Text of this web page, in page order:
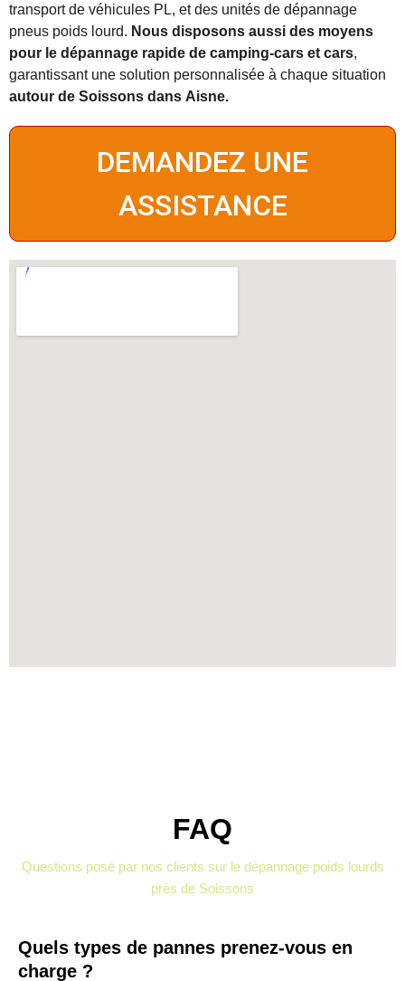
transport de véhicules PL, et des unités de dépannage
pneus poids lourd. Nous disposons aussi des moyens
pour le dépannage rapide de camping-cars et cars,
garantissant une solution personnalisée à chaque situation
autour de Soissons dans Aisne.
DEMANDEZ UNE
ASSISTANCE
FAQ
Questions posé par nos clients sur le dépannage poids lourds
près de Soissons
Quels types de pannes prenez-vous en
charge ?